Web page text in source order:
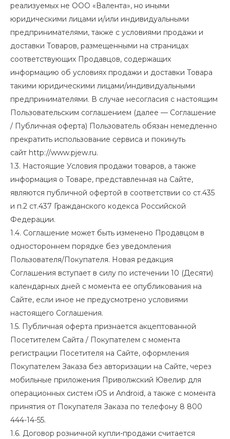
реализуемых не ООО «Валента», но иными
юридическими лицами и/или индивидуальными
предпринимателями, также с условиями продажи и
доставки Товаров, размещенными на страницах
соответствующих Продавцов, содержащих
информацию об условиях продажи и доставки Товара
такими юридическими лицами/индивидуальными
предпринимателями. В случае несогласия с настоящим
Пользовательским соглашением (далее — Соглашение
/ Публичная оферта) Пользователь обязан немедленно
прекратить использование сервиса и покинуть
сайт http://www.pjew.ru.
1.3. Настоящие Условия продажи товаров, а также
информация о Товаре, представленная на Сайте,
являются публичной офертой в соответствии со ст.435
и п.2 ст.437 Гражданского кодекса Российской
Федерации.
1.4. Соглашение может быть изменено Продавцом в
одностороннем порядке без уведомления
Пользователя/Покупателя. Новая редакция
Соглашения вступает в силу по истечении 10 (Десяти)
календарных дней с момента ее опубликования на
Сайте, если иное не предусмотрено условиями
настоящего Соглашения.
1.5. Публичная оферта признается акцептованной
Посетителем Сайта / Покупателем с момента
регистрации Посетителя на Сайте, оформления
Покупателем Заказа без авторизации на Сайте, через
мобильные приложения Приволжский Ювелир для
операционных систем iOS и Android, а также с момента
принятия от Покупателя Заказа по телефону 8 800
444-14-55.
1.6. Договор розничной купли-продажи считается